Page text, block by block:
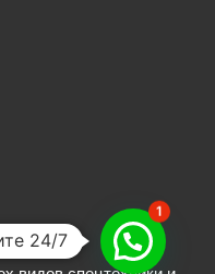
1
24/7